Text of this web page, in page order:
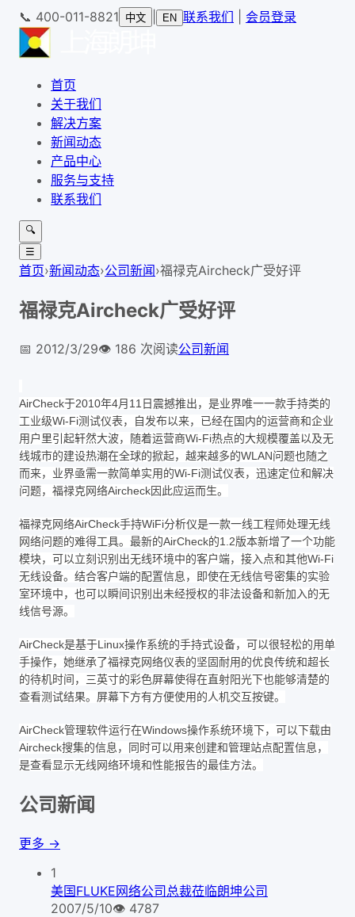
📞 400-011-8821 中文 EN 联系我们 会员登录
首页
关于我们
解决方案
新闻动态
产品中心
服务与支持
联系我们
🔍
☰
首页›新闻动态›公司新闻›福禄克Aircheck广受好评
福禄克Aircheck广受好评
📅 2012/3/29👁️ 186 次阅读公司新闻
AirCheck于2010年4月11日震撼推出，是业界唯一一款手持类的
工业级Wi-Fi测试仪表，自发布以来，已经在国内的运营商和企业
用户里引起轩然大波，随着运营商Wi-Fi热点的大规模覆盖以及无
线城市的建设热潮在全球的掀起，越来越多的WLAN问题也随之
而来，业界亟需一款简单实用的Wi-Fi测试仪表，迅速定位和解决
问题，福禄克网络Aircheck因此应运而生。
福禄克网络AirCheck手持WiFi分析仪是一款一线工程师处理无线
网络问题的难得工具。最新的AirCheck的1.2版本新增了一个功能
模块，可以立刻识别出无线环境中的客户端，接入点和其他Wi-Fi
无线设备。结合客户端的配置信息，即使在无线信号密集的实验
室环境中，也可以瞬间识别出未经授权的非法设备和新加入的无
线信号源。
AirCheck是基于Linux操作系统的手持式设备，可以很轻松的用单
手操作，她继承了福禄克网络仪表的坚固耐用的优良传统和超长
的待机时间，三英寸的彩色屏幕使得在直射阳光下也能够清楚的
查看测试结果。屏幕下方有方便使用的人机交互按键。
AirCheck管理软件运行在Windows操作系统环境下，可以下载由
Aircheck搜集的信息，同时可以用来创建和管理站点配置信息，
是查看显示无线网络环境和性能报告的最佳方法。
公司新闻
更多 →
1
美国FLUKE网络公司总裁莅临朗坤公司
2007/5/10👁 4787